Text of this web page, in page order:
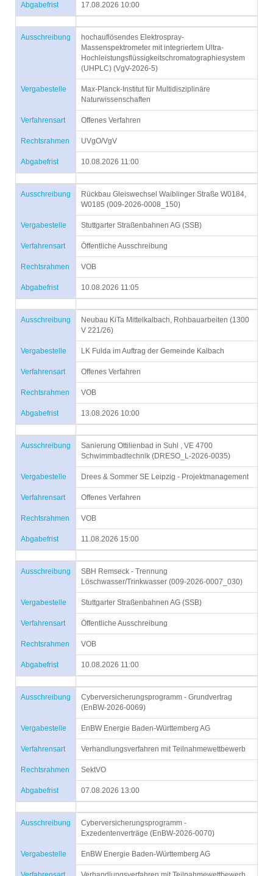
Abgabefrist 17.08.2026 10:00
Ausschreibung
hochauflösendes Elektrospray-
Massenspektrometer mit integriertem Ultra-
Hochleistungsflüssigkeitschromatographiesystem
(UHPLC) (VgV-2026-5)
Vergabestelle
Max-Planck-Institut für Multidisziplinäre
Naturwissenschaften
Verfahrensart Offenes Verfahren
Rechtsrahmen UVgO/VgV
Abgabefrist 10.08.2026 11:00
Ausschreibung
Rückbau Gleiswechsel Waiblinger Straße W0184,
W0185 (009-2026-0008_150)
Vergabestelle Stuttgarter Straßenbahnen AG (SSB)
Verfahrensart Öffentliche Ausschreibung
Rechtsrahmen VOB
Abgabefrist 10.08.2026 11:05
Ausschreibung
Neubau KiTa Mittelkalbach, Rohbauarbeiten (1300
V 221/26)
Vergabestelle LK Fulda im Auftrag der Gemeinde Kalbach
Verfahrensart Offenes Verfahren
Rechtsrahmen VOB
Abgabefrist 13.08.2026 10:00
Ausschreibung
Sanierung Ottilienbad in Suhl , VE 4700
Schwimmbadtechnik (DRESO_L-2026-0035)
Vergabestelle Drees & Sommer SE Leipzig - Projektmanagement
Verfahrensart Offenes Verfahren
Rechtsrahmen VOB
Abgabefrist 11.08.2026 15:00
Ausschreibung
SBH Remseck - Trennung
Löschwasser/Trinkwasser (009-2026-0007_030)
Vergabestelle Stuttgarter Straßenbahnen AG (SSB)
Verfahrensart Öffentliche Ausschreibung
Rechtsrahmen VOB
Abgabefrist 10.08.2026 11:00
Ausschreibung
Cyberversicherungsprogramm - Grundvertrag
(EnBW-2026-0069)
Vergabestelle EnBW Energie Baden-Württemberg AG
Verfahrensart Verhandlungsverfahren mit Teilnahmewettbewerb
Rechtsrahmen SektVO
Abgabefrist 07.08.2026 13:00
Ausschreibung
Cyberversicherungsprogramm -
Exzedentenverträge (EnBW-2026-0070)
Vergabestelle EnBW Energie Baden-Württemberg AG